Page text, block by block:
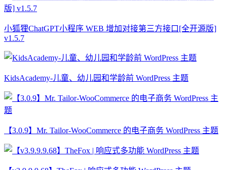
小狐狸ChatGPT小程序 WEB 增加对接第三方接口[全开源版]
v1.5.7
KidsAcademy-儿童、幼儿园和学龄前 WordPress 主题
【3.0.9】Mr. Tailor-WooCommerce 的电子商务 WordPress 主题